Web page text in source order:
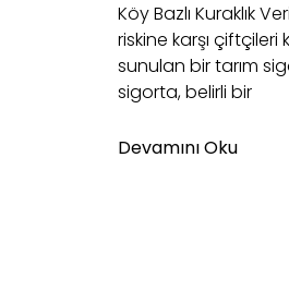
Köy Bazlı Kuraklık
riskine karşı
sunulan bir tarım
sigorta, belirli bir
Devamını Oku